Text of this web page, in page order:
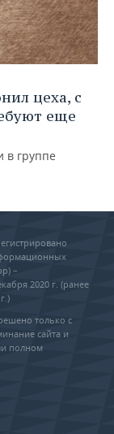
цеха, с
еще
в группе
–
2020 г. (ранее
только с
сайта и
полном